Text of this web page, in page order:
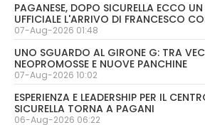
PAGANESE, DOPO SICURELLA ECCO
UFFICIALE L'ARRIVO DI FRANCESCO
07-Aug-2026 01:48
UNO SGUARDO AL GIRONE G: TRA
NEOPROMOSSE E NUOVE PANCHINE
07-Aug-2026 10:02
ESPERIENZA E LEADERSHIP PER IL
SICURELLA TORNA A PAGANI
06-Aug-2026 06:22